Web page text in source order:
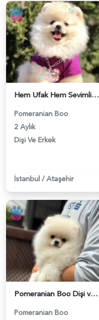
Hem Ufak Hem Sevimli Boo Pomeranian - 6222
Pomeranian Boo
2 Aylık
Dişi Ve Erkek
İstanbul /Ataşehir
Pomeranian Boo Dişi ve Erkek Bebeklerimiz - 6179
Pomeranian Boo